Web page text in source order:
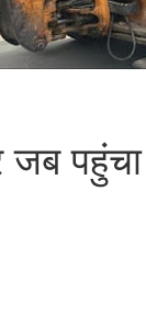
जब